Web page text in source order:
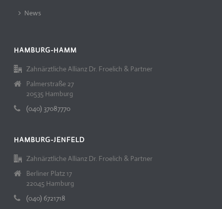
News
HAMBURG-HAMM
Zahnärztliche Allianz Dr. Froelich & Partner
Palmerstraße 27
20535 Hamburg
(040) 37087770
HAMBURG-JENFELD
Zahnärztliche Allianz Dr. Froelich & Partner
Berliner Platz 17
22045 Hamburg
(040) 6721718